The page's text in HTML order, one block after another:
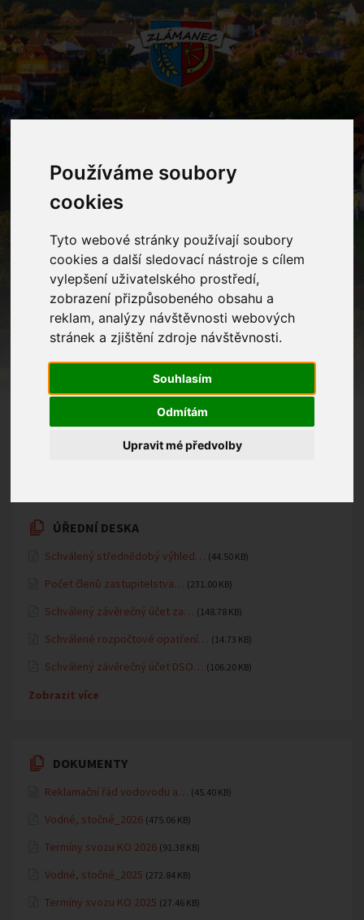
Používáme soubory
cookies
Tyto webové stránky používají soubory
cookies a další sledovací nástroje s cílem
vylepšení uživatelského prostředí,
zobrazení přizpůsobeného obsahu a
reklam, analýzy návštěvnosti webových
stránek a zjištění zdroje návštěvnosti.
Souhlasím
Odmítám
Upravit mé předvolby
Oznámení
Home Oznámení Planetárium Morava
Planetárium Morava
tělocvičně MŠ výukový program Planetária Morava z
Brna.
ÚŘEDNÍ DESKA
Schválený střednědobý výhled… (44.50 KB)
Počet členů zastupitelstva… (231.00 KB)
Schválený závěrečný účet za… (148.78 KB)
Schválené rozpočtové opatření… (14.73 KB)
Schválený závěrečný účet DSO… (106.20 KB)
Zobrazit více
DOKUMENTY
Reklamační řád vodovodu a… (45.40 KB)
Vodné, stočné_2026 (475.06 KB)
Termíny svozu KO 2026 (91.38 KB)
Vodné, stočné_2025 (272.84 KB)
Termíny svozu KO 2025 (27.46 KB)